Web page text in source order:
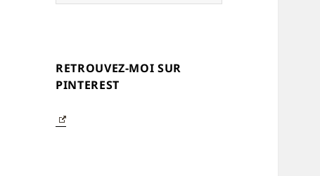
RETROUVEZ-MOI SUR
PINTEREST